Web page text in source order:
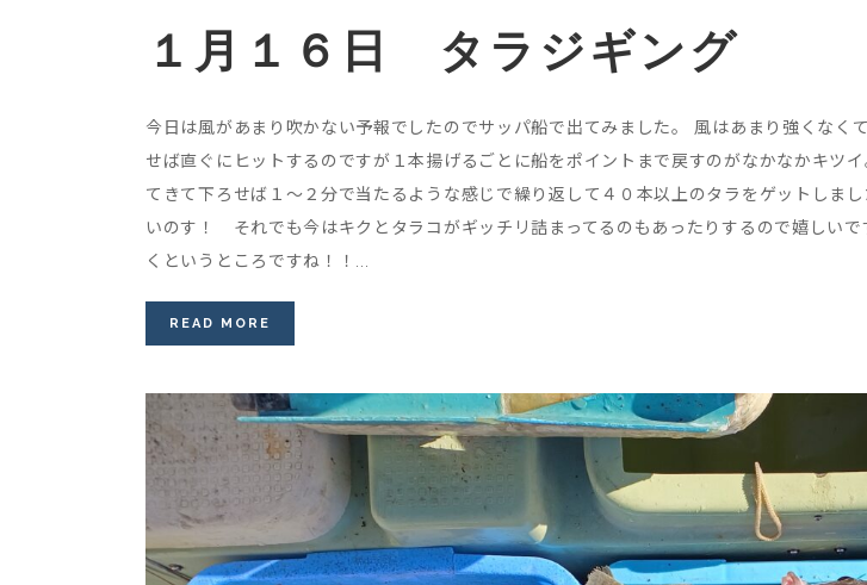
１月１６日 タラジギング
今日は風があまり吹かない予報でしたのでサッパ船で出てみました。 風はあまり強くな
せば直ぐにヒットするのですが１本揚げるごとに船をポイントまで戻すのがなかなかキツ
てきて下ろせば１～２分で当たるような感じで繰り返して４０本以上のタラをゲットしま
いのす！ それでも今はキクとタラコがギッチリ詰まってるのもあったりするので嬉しい
くというところですね！！...
READ MORE